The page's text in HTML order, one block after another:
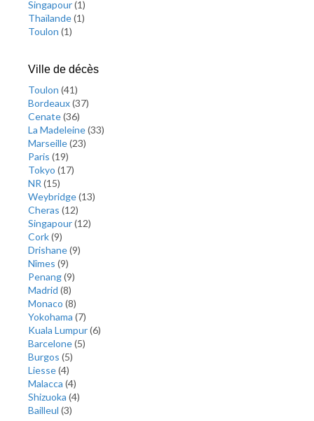
Singapour(1)
Thaïlande(1)
Toulon (1)
Ville de décès
Toulon (41)
Bordeaux(37)
Cenate(36)
La Madeleine(33)
Marseille(23)
Paris (19)
Tokyo (17)
NR (15)
Weybridge(13)
Cheras (12)
Singapour(12)
Cork(9)
Drishane(9)
Nîmes (9)
Penang(9)
Madrid (8)
Monaco (8)
Yokohama (7)
Kuala Lumpur(6)
Barcelone(5)
Burgos (5)
Liesse(4)
Malacca (4)
Shizuoka (4)
Bailleul (3)